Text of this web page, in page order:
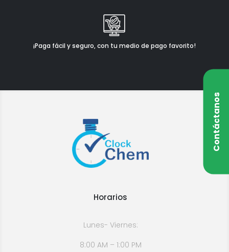
¡Paga fácil y seguro, con tu medio de pago favorito!
Contáctanos
Horarios
Lunes- Viernes:
8:00 AM – 1:00 PM